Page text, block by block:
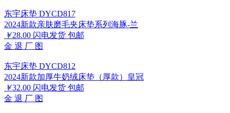
东宇床垫 DYCD817
2024新款亲肤磨毛夹床垫系列海豚-兰
￥28.00 闪电发货 包邮
金 退 厂 图
东宇床垫 DYCD812
2024新款加厚牛奶绒床垫（厚款）皇冠
￥32.00 闪电发货 包邮
金 退 厂 图